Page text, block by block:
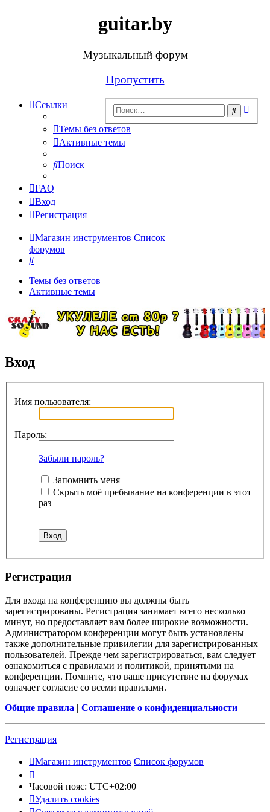
guitar.by
Музыкальный форум
Пропустить
Поиск
Ссылки
Темы без ответов
Активные темы
Поиск
FAQ
Вход
Регистрация
Магазин инструментов Список
форумов
Поиск
Темы без ответов
Активные темы
Вход
Имя пользователя:
Пароль:
Забыли пароль?
Запомнить меня
Скрыть моё пребывание на конференции в этот
раз
Регистрация
Для входа на конференцию вы должны быть
зарегистрированы. Регистрация занимает всего несколько
минут, но предоставляет вам более широкие возможности.
Администратором конференции могут быть установлены
также дополнительные привилегии для зарегистрированных
пользователей. Прежде чем зарегистрироваться, вам следует
ознакомиться с правилами и политикой, принятыми на
конференции. Помните, что ваше присутствие на форумах
означает согласие со всеми правилами.
Общие правила | Соглашение о конфиденциальности
Регистрация
Магазин инструментов Список форумов
Часовой пояс: UTC+02:00
Удалить cookies